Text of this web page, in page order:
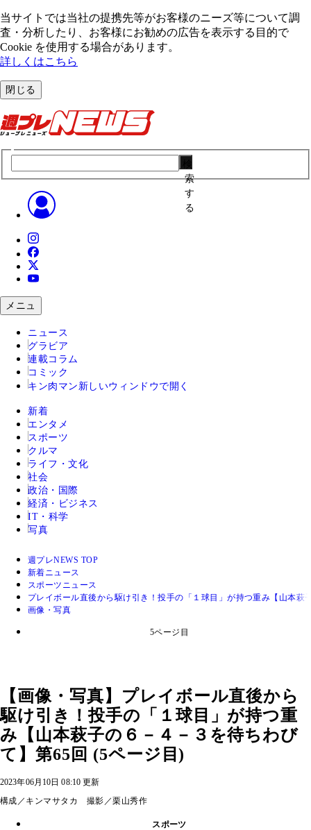
当サイトでは当社の提携先等がお客様のニーズ等について調
査・分析したり、お客様にお勧めの広告を表⽰する⽬的で
Cookie を使⽤する場合があります。
詳しくはこちら
閉じる
索
す
る
メニュ
ニュース
グラビア
連載コラム
コミック
キン肉マン 新しいウィンドウで開く
新着
エンタメ
スポーツ
クルマ
ライフ・文化
社会
政治・国際
経済・ビジネス
IT・科学
写真
週プレNEWS TOP
新着ニュース
スポーツニュース
プレイボール直後から駆け引き！投手の「１球目」が持つ重み【山本萩
画像・写真
5ページ目
【画像・写真】プレイボール直後から
駆け引き！投手の「１球目」が持つ重
み【山本萩子の６－４－３を待ちわび
て】第65回 (5ページ目)
2023年06月10日 08:10 更新
構成／キンマサタカ 撮影／栗山秀作
スポーツ